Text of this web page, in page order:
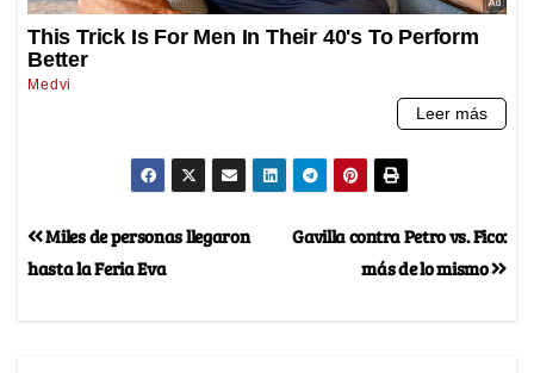
Gavilla contra Petro vs. Fico:
más de lo mismo
Miles de personas llegaron
hasta la Feria Eva